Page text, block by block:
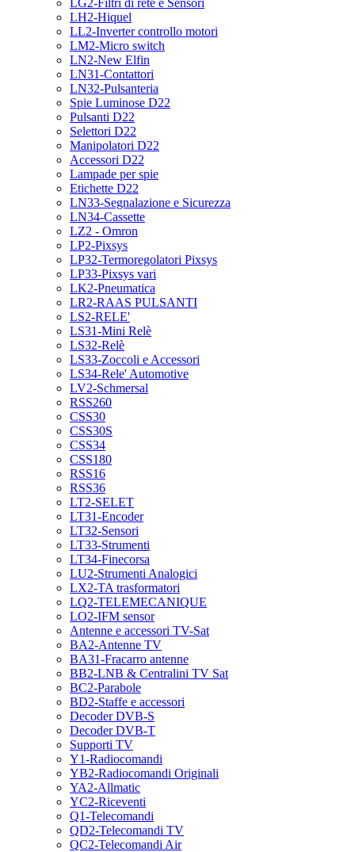
LG2-Filtri di rete e Sensori
LH2-Hiquel
LL2-Inverter controllo motori
LM2-Micro switch
LN2-New Elfin
LN31-Contattori
LN32-Pulsanteria
Spie Luminose D22
Pulsanti D22
Selettori D22
Manipolatori D22
Accessori D22
Lampade per spie
Etichette D22
LN33-Segnalazione e Sicurezza
LN34-Cassette
LZ2 - Omron
LP2-Pixsys
LP32-Termoregolatori Pixsys
LP33-Pixsys vari
LK2-Pneumatica
LR2-RAAS PULSANTI
LS2-RELE'
LS31-Mini Relè
LS32-Relè
LS33-Zoccoli e Accessori
LS34-Rele' Automotive
LV2-Schmersal
RSS260
CSS30
CSS30S
CSS34
CSS180
RSS16
RSS36
LT2-SELET
LT31-Encoder
LT32-Sensori
LT33-Strumenti
LT34-Finecorsa
LU2-Strumenti Analogici
LX2-TA trasformatori
LQ2-TELEMECANIQUE
LO2-IFM sensor
Antenne e accessori TV-Sat
BA2-Antenne TV
BA31-Fracarro antenne
BB2-LNB & Centralini TV Sat
BC2-Parabole
BD2-Staffe e accessori
Decoder DVB-S
Decoder DVB-T
Supporti TV
Y1-Radiocomandi
YB2-Radiocomandi Originali
YA2-Allmatic
YC2-Riceventi
Q1-Telecomandi
QD2-Telecomandi TV
QC2-Telecomandi Air